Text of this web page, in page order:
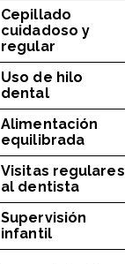
Cepillado
cuidadoso y
regular
Uso de hilo
dental
Alimentación
equilibrada
Visitas regulares
al dentista
Supervisión
infantil